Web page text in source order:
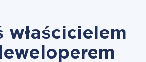
właścicielem